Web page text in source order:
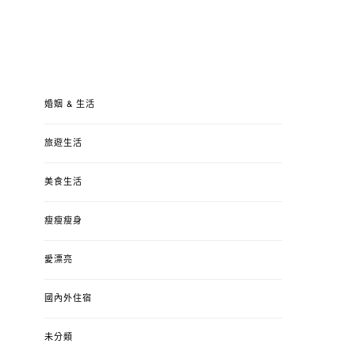
婚姻 & 生活
旅遊生活
美食生活
瘦瘦瘦身
愛漂亮
國內外住宿
未分類